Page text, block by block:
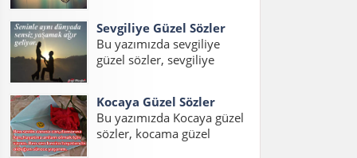
çocuk oyuna doymazmış....
içerisinde sevgiliye
söylenecek en güzel
kelimeler, erkek sevgiliye
sevgiliye söylenecek güzel
aşk kelimelerini
okuyabilirsiniz. Sevgiliye
Söylenecek En Güzel...
Sevgiliye Güzel Sözler
Bu yazımızda sevgiliye
güzel sözler, sevgiliye
sözler kısa, sevgiliye kısa
sözler, sevgiliye aşk sözleri
konulu bir yazı hazırladık.
Kocaya Güzel Sözler
Bu yazımızda Kocaya güzel
sözler, kocama güzel